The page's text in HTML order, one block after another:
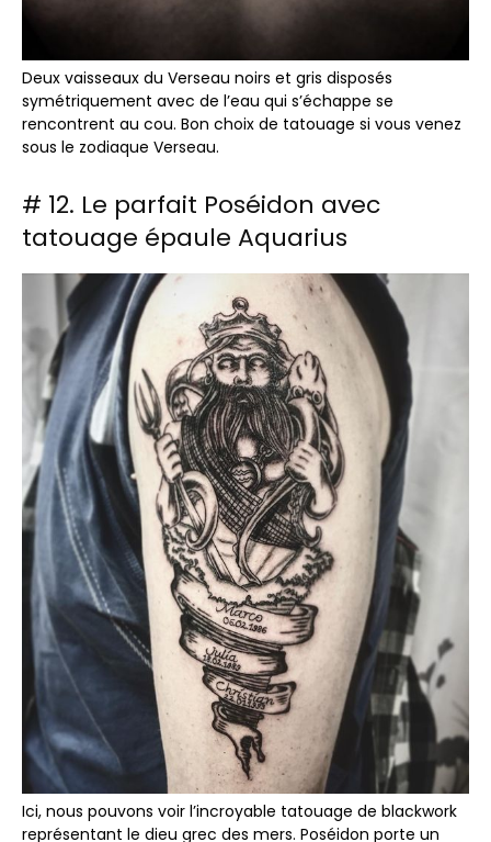
Deux vaisseaux du Verseau noirs et gris disposés
symétriquement avec de l’eau qui s’échappe se
rencontrent au cou. Bon choix de tatouage si vous venez
sous le zodiaque Verseau.
# 12. Le parfait Poséidon avec
tatouage épaule Aquarius
Ici, nous pouvons voir l’incroyable tatouage de blackwork
représentant le dieu grec des mers. Poséidon porte un